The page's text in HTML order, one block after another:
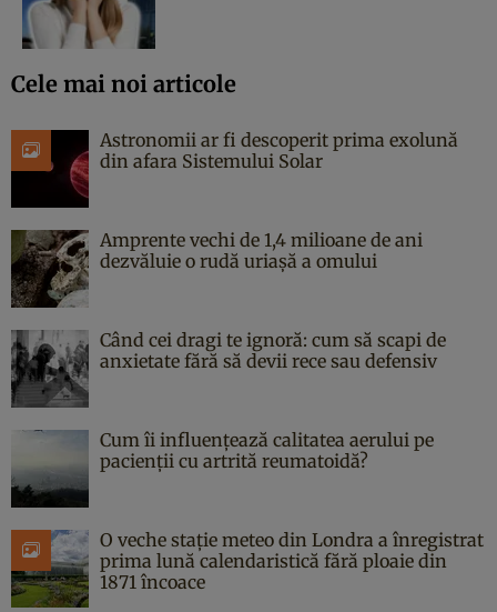
Cele mai noi articole
Astronomii ar fi descoperit prima exolună
din afara Sistemului Solar
Amprente vechi de 1,4 milioane de ani
dezvăluie o rudă uriașă a omului
Când cei dragi te ignoră: cum să scapi de
anxietate fără să devii rece sau defensiv
Cum îi influențează calitatea aerului pe
pacienții cu artrită reumatoidă?
O veche stație meteo din Londra a înregistrat
prima lună calendaristică fără ploaie din
1871 încoace